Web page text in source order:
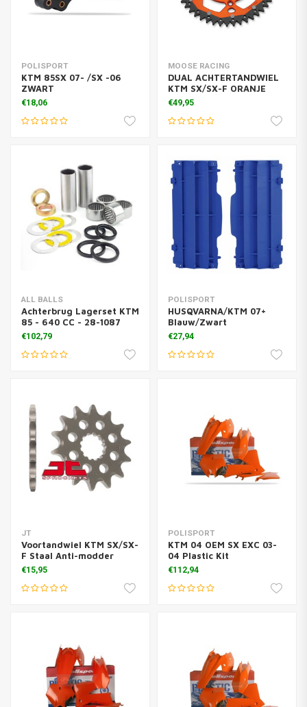
POLISPORT
KTM 85SX 07- /SX -06
ZWART
€18,06
MOOSE RACING
DUAL ACHTERTANDWIEL
KTM SX/SX-F ORANJE
€49,95
ALL BALLS
Achterbrug Lagerset KTM
85 - 640 CC - 28-1087
€102,79
POLISPORT
HUSQVARNA/KTM 07+
Blauw/Zwart
€27,94
JT
Voortandwiel KTM SX/SX-
F Staal Anti-modder
€15,95
POLISPORT
KTM 04 OEM SX EXC 03-
04 Plastic Kit
€112,94